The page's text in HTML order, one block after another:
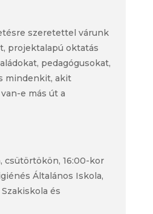
szeretettel várunk
projektalapú oktatás
pedagógusokat,
mindenkit, akit
e más út a
csütörtökön, 16:00-kor
Általános Iskola,
és